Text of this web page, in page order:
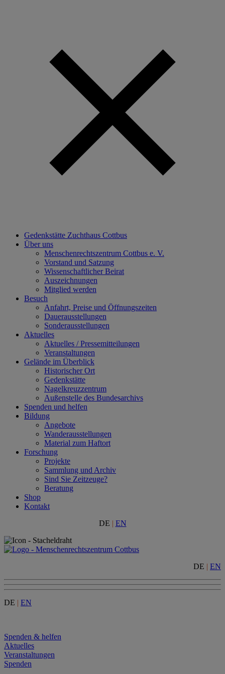
Gedenkstätte Zuchthaus Cottbus
Über uns
Menschenrechtszentrum Cottbus e. V.
Vorstand und Satzung
Wissenschaftlicher Beirat
Auszeichnungen
Mitglied werden
Besuch
Anfahrt, Preise und Öffnungszeiten
Dauerausstellungen
Sonderausstellungen
Aktuelles
Aktuelles / Pressemitteilungen
Veranstaltungen
Gelände im Überblick
Historischer Ort
Gedenkstätte
Nagelkreuzzentrum
Außenstelle des Bundesarchivs
Spenden und helfen
Bildung
Angebote
Wanderausstellungen
Material zum Haftort
Forschung
Projekte
Sammlung und Archiv
Sind Sie Zeitzeuge?
Beratung
Shop
Kontakt
DE | EN
DE | EN
DE | EN
Spenden & helfen
Aktuelles
Veranstaltungen
Spenden